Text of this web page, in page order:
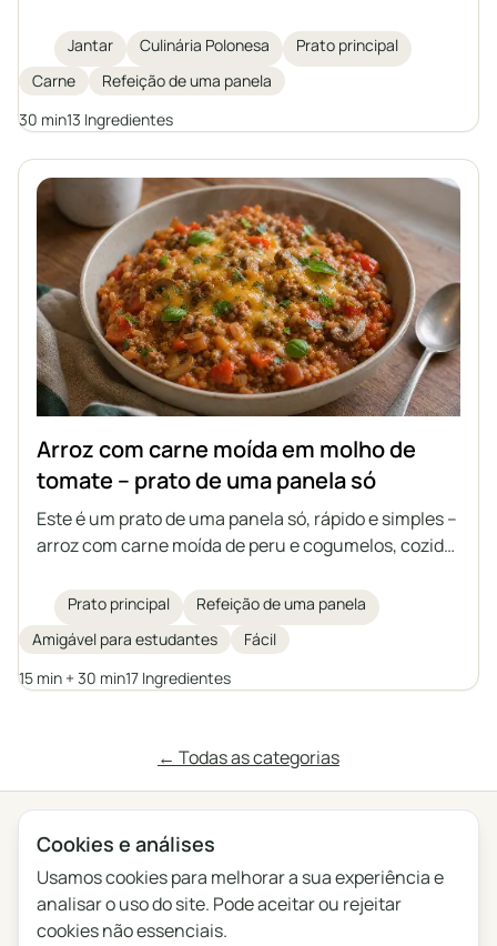
aromas, ideal para um almoço rápido e
substancioso. Fica delicioso servido com trigo
sarraceno, batatas ou nhoque.
Jantar Culinária Polonesa
Prato principal
Carne
Refeição de uma panela
30 min13 Ingredientes
Arroz com carne moída em molho de
tomate – prato de uma panela só
Este é um prato de uma panela só, rápido e simples –
arroz com carne moída de peru e cogumelos, cozido
almoço ou como recheio para tortilhas, panquecas
ou piadina, e no dia seguinte fica ainda mais
saboroso, quando engrossa.
Prato principal
Refeição de uma panela
Amigável para estudantes
Fácil
15 min + 30 min17 Ingredientes
← Todas as categorias
PrivacidadeTermosBlog
Definições de cookies
English
Polski Português Français
Cookies e análises
Usamos cookies para melhorar a sua experiência e
analisar o uso do site. Pode aceitar ou rejeitar
cookies não essenciais.